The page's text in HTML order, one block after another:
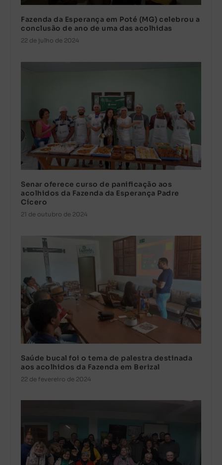
Fazenda da Esperança em Poté (MG) celebrou a
conclusão de ano de uma das acolhidas
22 de julho de 2024
Senar oferece curso de panificação aos
acolhidos da Fazenda da Esperança Padre
Cícero
21 de outubro de 2024
Saúde bucal foi o tema de palestra destinada
aos acolhidos da Fazenda em Berizal
22 de fevereiro de 2024